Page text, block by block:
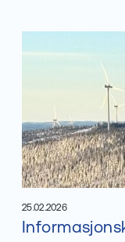
25.02.2026
Les mer om